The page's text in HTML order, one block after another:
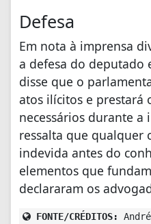
Defesa
Em nota à imprensa
a defesa do deputado
disse que o
atos ilícitos e prestará
necessários durante a
ressalta que qualquer
indevida antes do
elementos que
declararam os
FONTE/CRÉDITOS: